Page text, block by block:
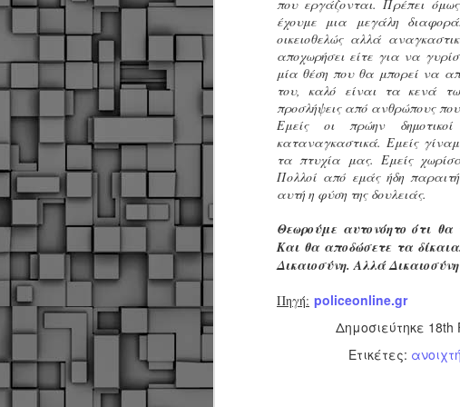
που εργάζονται. Πρέπει
έχουμε μια μεγάλη
οικειοθελώς αλλά
αποχωρήσει είτε για να
μία θέση που θα μπορεί να
του, καλό είναι τα κενά
προσλήψεις από ανθρώπους
Εμείς οι πρώην
καταναγκαστικά. Εμείς
τα πτυχία μας. Εμείς
Πολλοί από εμάς ήδη
αυτή η φύση της δουλειάς.
Θεωρούμε αυτονόητο ότι θα
Και θα αποδώσετε τα
Δικαιοσύνη. Αλλά
Πηγή: policeonline.gr
Δημοσιεύτηκε 18th
Ετικέτες:
σύμφωνα
Ν. 4830/
αύξησε
Με
πιο
APR
8
και
Δημοτική
δέντρα
Με
«φρένο»
σχετικής
με το
29